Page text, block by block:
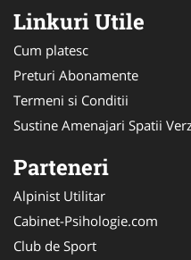
Linkuri Utile
Cum platesc
Preturi Abonamente
Termeni si Conditii
Sustine Amenajari Spatii
Parteneri
Alpinist Utilitar
Cabinet-Psihologie.com
Club de Sport